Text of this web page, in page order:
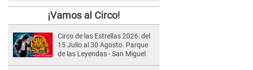
¡Vamos al Circo!
Circo de las Estrellas 2026: del
15 Julio al 30 Agosto. Parque
de las Leyendas - San Miguel